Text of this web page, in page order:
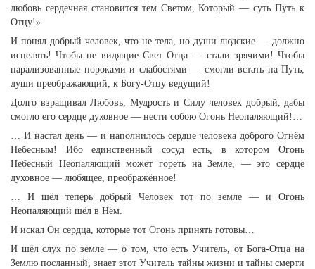
любовь сердечная становится тем Светом, Который — суть Путь к
Отцу!»
И понял добрый человек, что не тела, но души людские — должно
исцелять! Чтобы не видящие Свет Отца — стали зрячими! Чтобы
парализованные пороками и слабостями — смогли встать на Путь,
души преображающий, к Богу-Отцу ведущий!
Долго взращивал Любовь, Мудрость и Силу человек добрый, дабы
смогло его сердце духовное — нести собою Огонь Неопаляющий!…
… И настал день — и наполнилось сердце человека доброго Огнём
Небесным! Ибо единственный сосуд есть, в котором Огонь
Небесный Неопаляющий может гореть на Земле, — это сердце
духовное — любящее, преображённое!
… И шёл теперь добрый Человек тот по земле — и Огонь
Неопаляющий шёл в Нём.
И искал Он сердца, которые тот Огонь принять готовы…
И шёл слух по земле — о том, что есть Учитель, от Бога-Отца на
Землю посланный, знает этот Учитель тайны жизни и тайны смерти